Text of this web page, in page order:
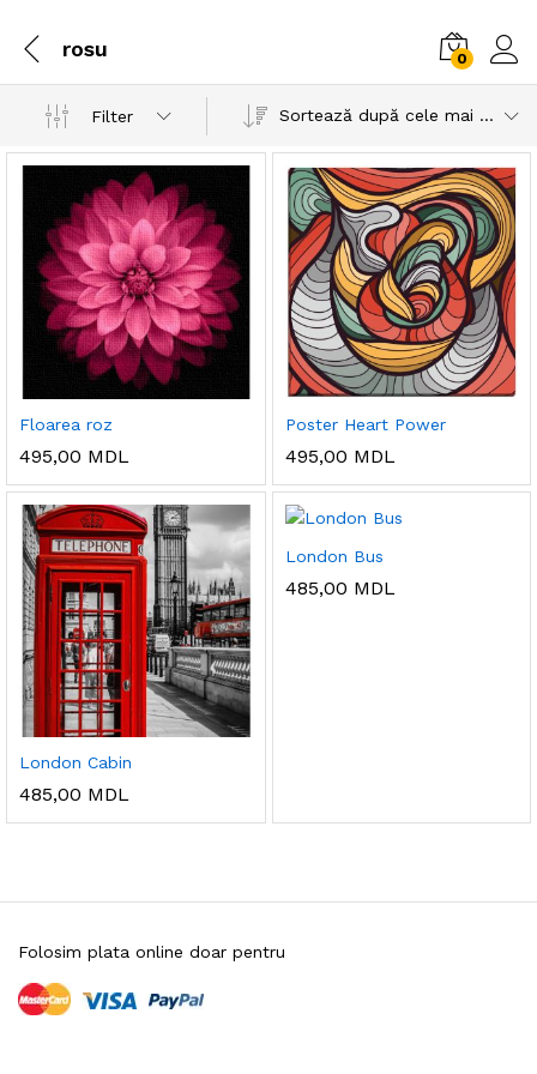
rosu 0
Filter Sortează după cele mai recente
Floarea roz
495,00 MDL
Poster Heart Power
495,00 MDL
London Cabin
485,00 MDL
London Bus
485,00 MDL
Folosim plata online doar pentru